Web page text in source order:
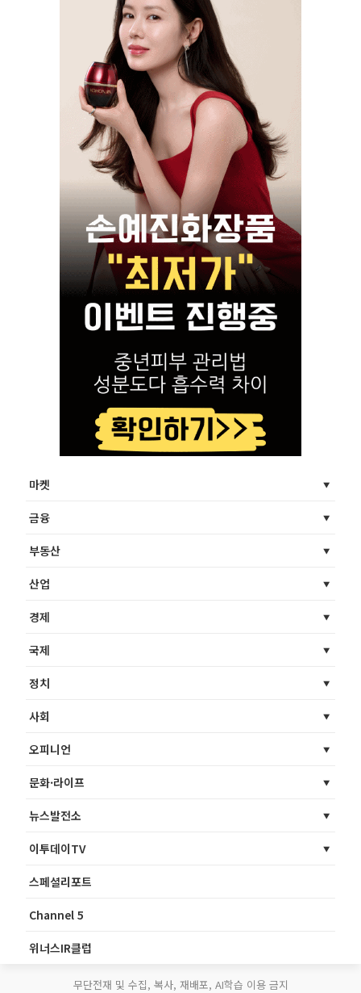
마켓
금융
부동산
산업
경제
국제
정치
사회
오피니언
문화·라이프
뉴스발전소
이투데이TV
스페셜리포트
Channel 5
위너스IR클럽
무단전재 및 수집, 복사, 재배포, AI학습 이용 금지